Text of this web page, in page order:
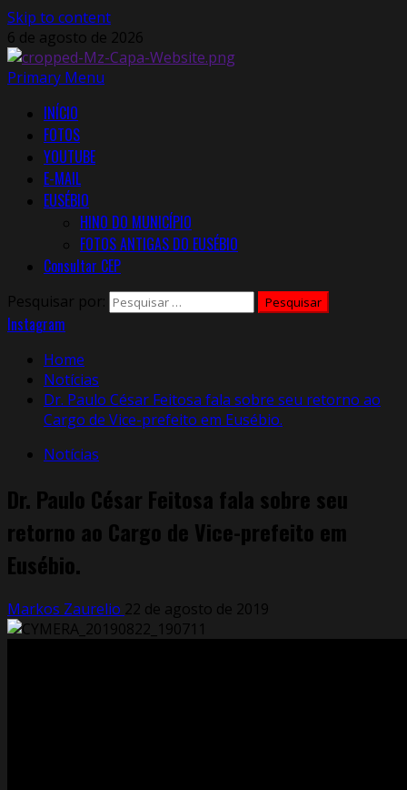
Skip to content
6 de agosto de 2026
Primary Menu
INÍCIO
FOTOS
YOUTUBE
E-MAIL
EUSÉBIO
HINO DO MUNICÍPIO
FOTOS ANTIGAS DO EUSÉBIO
Consultar CEP
Pesquisar por:
Instagram
Home
Notícias
Dr. Paulo César Feitosa fala sobre seu retorno ao
Cargo de Vice-prefeito em Eusébio.
Notícias
Dr. Paulo César Feitosa fala sobre seu
retorno ao Cargo de Vice-prefeito em
Eusébio.
Markos Zaurelio 22 de agosto de 2019